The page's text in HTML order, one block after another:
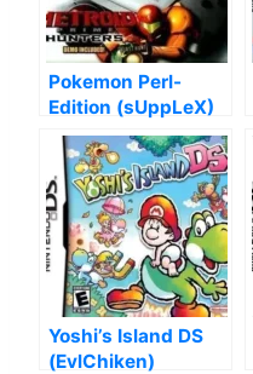
Pokemon Perl-
Edition (sUppLeX)
Yoshi’s Island DS
(EvlChiken)